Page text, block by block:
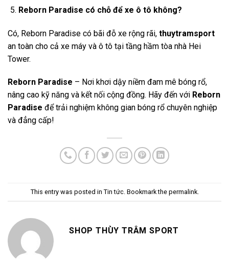
Reborn Paradise có chỗ để xe ô tô không?
Có, Reborn Paradise có bãi đỗ xe rộng rãi, thuytramsport
an toàn cho cả xe máy và ô tô tại tầng hầm tòa nhà Hei
Tower.
Reborn Paradise – Nơi khơi dậy niềm đam mê bóng rổ,
nâng cao kỹ năng và kết nối cộng đồng. Hãy đến với Reborn
Paradise để trải nghiệm không gian bóng rổ chuyên nghiệp
và đẳng cấp!
This entry was posted in Tin tức. Bookmark the permalink.
SHOP THÙY TRÂM SPORT